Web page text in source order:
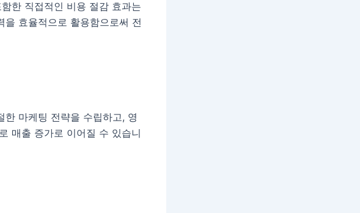
한 직접적인 비용 절감 효과는
효율적으로 활용함으로써 전
마케팅 전략을 수립하고, 영
매출 증가로 이어질 수 있습니